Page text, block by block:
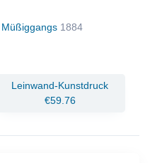
1884
Leinwand-Kunstdruck
€59.76